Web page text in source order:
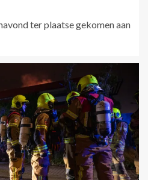
ter plaatse gekomen aan